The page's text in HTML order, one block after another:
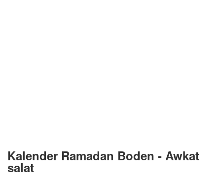
Kalender Ramadan Boden - Awkat
salat